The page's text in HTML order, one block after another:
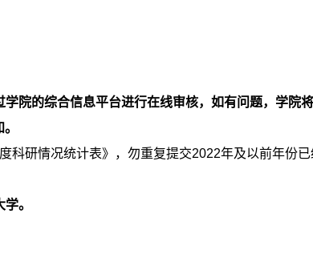
院的综合信息平台进行在线审核，如有问题，学院
科研情况统计表》，勿重复提交2022年及以前年份
。